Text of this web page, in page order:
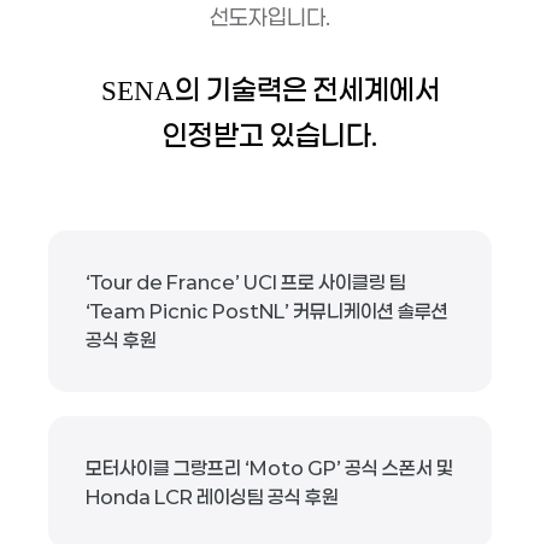
선도자입니다.
SENA의 기술력은 전세계에서
인정받고 있습니다.
‘Tour de France’ UCI 프로 사이클링 팀
‘Team Picnic PostNL’ 커뮤니케이션 솔루션
공식 후원
모터사이클 그랑프리 ‘Moto GP’ 공식 스폰서 및
Honda LCR 레이싱팀 공식 후원